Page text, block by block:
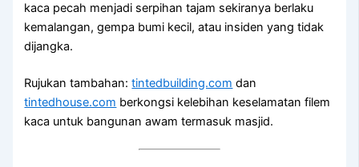
kaca pecah menjadi serpihan tajam sekiranya berlaku
kemalangan, gempa bumi kecil, atau insiden yang tidak
dijangka.
Rujukan tambahan:tintedbuilding.com dan
tintedhouse.com berkongsi kelebihan keselamatan filem
kaca untuk bangunan awam termasuk masjid.